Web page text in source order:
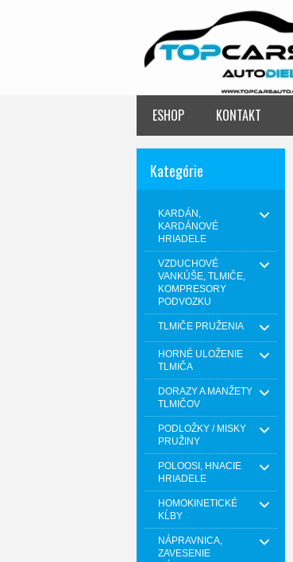
ESHOP KONTAKT
Kategórie
KARDÁN,
KARDÁNOVÉ
HRIADELE
VZDUCHOVÉ
VANKÚŠE, TLMIČE,
KOMPRESORY
PODVOZKU
TLMIČE PRUŽENIA
HORNÉ ULOŽENIE
TLMIČA
DORAZY A MANŽETY
TLMIČOV
PODLOŽKY / MISKY
PRUŽINY
POLOOSI, HNACIE
HRIADELE
HOMOKINETICKÉ
KĹBY
NÁPRAVNICA,
ZAVESENIE